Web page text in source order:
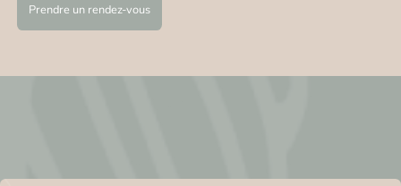
Prendre un rendez-vous